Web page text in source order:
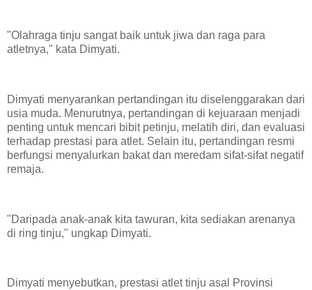
"Olahraga tinju sangat baik untuk jiwa dan raga para
atletnya," kata Dimyati.
Dimyati menyarankan pertandingan itu diselenggarakan dari
usia muda. Menurutnya, pertandingan di kejuaraan menjadi
penting untuk mencari bibit petinju, melatih diri, dan evaluasi
terhadap prestasi para atlet. Selain itu, pertandingan resmi
berfungsi menyalurkan bakat dan meredam sifat-sifat negatif
remaja.
"Daripada anak-anak kita tawuran, kita sediakan arenanya
di ring tinju," ungkap Dimyati.
Dimyati menyebutkan, prestasi atlet tinju asal Provinsi